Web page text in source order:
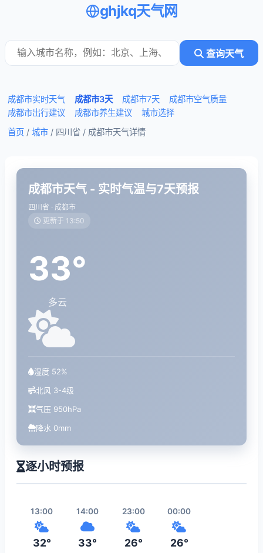
ghjkq天气网
查询天气
成都市实时天气 成都市3天 成都市7天
成都市空气质量
成都市出行建议
成都市养生建议
城市选择
首页 / 城市 / 四川省 / 成都市天气详情
成都市天气 - 实时气温与7天预报
四川省 · 成都市
更新于 13:50
33°
多云
湿度 52%
北风 3-4级
气压 950hPa
降水 0mm
逐小时预报
13:00
32°
14:00
33°
23:00
26°
00:00
26°